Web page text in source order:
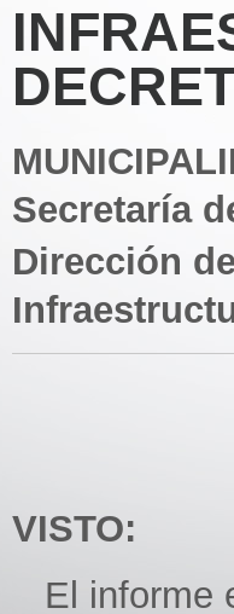
Secretaría
Dirección
VISTO:
El informe